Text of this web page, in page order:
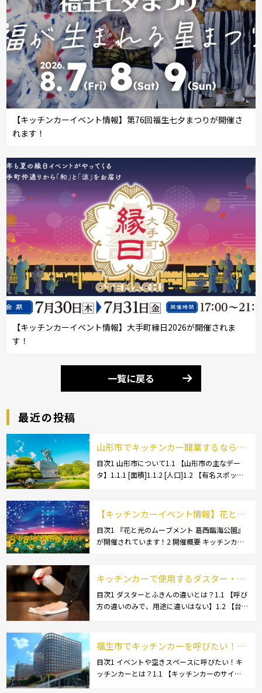
【キッチンカーイベント情報】第76回福生七夕まつりが開催さ
れます！
【キッチンカーイベント情報】大手町縁日2026が開催されま
す！
一覧に戻る
最近の投稿
山形市でキッチンカー開業するなら格
安のレンタル・リース！営業許可取得
の流れも解説！
目次1 山形市について1.1 【山形市の主なデー
タ】1.1.1 [面積]1.1.2 [人口]1.2 【有名スポッ
【キッチンカーイベント情報】花と光
のムーブメント 葛西臨海公園が開催さ
れています！
目次1 『花と光のムーブメント 葛西臨海公園』
が開催されています！2 開催概要 キッチンカー
ルメイベントが催されています。 開業前にキ
キッチンカーで使用するダスター・ふ
きんの選び方とは？おすすめ商品3選
も紹介！
目次1 ダスターとふきんの違いとは？1.1 【呼び
方の違いのみで、用途に違いはない】1.2 【台
特徴2.1 【綿】2.2 【マイクロ […]
福生市でキッチンカーを呼びたい！派
遣してもらうにはどうすれば良いの？
依頼の流れや人気メニューを解説
目次1 イベントや空きスペースに呼びたい！キ
ッチンカーとは？1.1 【キッチンカーのサイ